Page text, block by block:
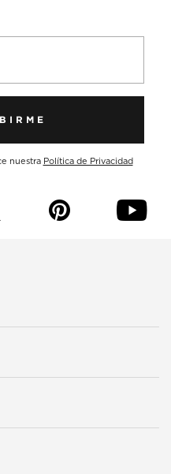
nuestra Política de Privacidad
p y